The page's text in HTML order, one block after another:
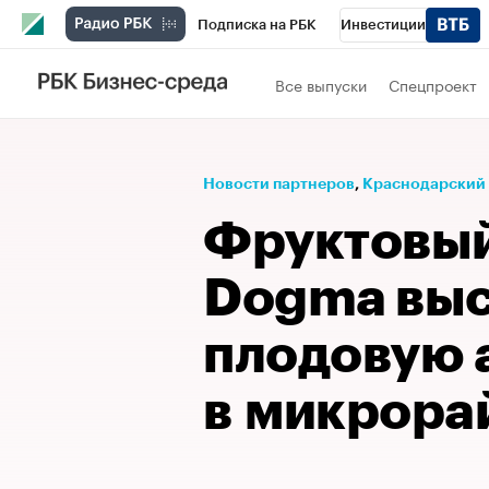
Подписка на РБК Инвестиции
Телеканал
Спецпроекты Проверка контрагентов
Рынок наличной валюты
Все выпуски Спецпроект
Новости партнеров⁠, Краснодарский
Dogma
плодовую
в